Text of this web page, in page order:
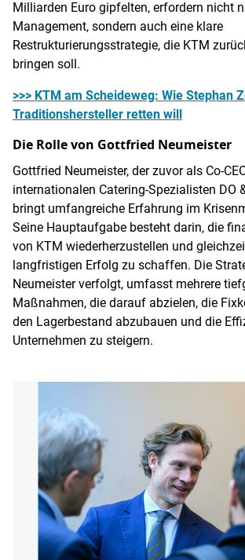
Milliarden Euro gipfelten, erfordern nicht
Management, sondern auch eine klare
Restrukturierungsstrategie, die KTM
bringen soll.
>>> KTM am Scheideweg: Wie Stephan
Traditionshersteller retten will
Die Rolle von Gottfried Neumeister
Gottfried Neumeister, der zuvor als Co-
internationalen Catering-Spezialisten DO
bringt umfangreiche Erfahrung im
Seine Hauptaufgabe besteht darin, die
von KTM wiederherzustellen und
langfristigen Erfolg zu schaffen. Die
Neumeister verfolgt, umfasst mehrere
Maßnahmen, die darauf abzielen, die
den Lagerbestand abzubauen und die
Unternehmen zu steigern.